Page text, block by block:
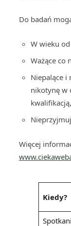
Do badań
W wieku
Ważące co
Niepalące i
nikotynę w
kwalifikacją,
Więcej
Kiedy?